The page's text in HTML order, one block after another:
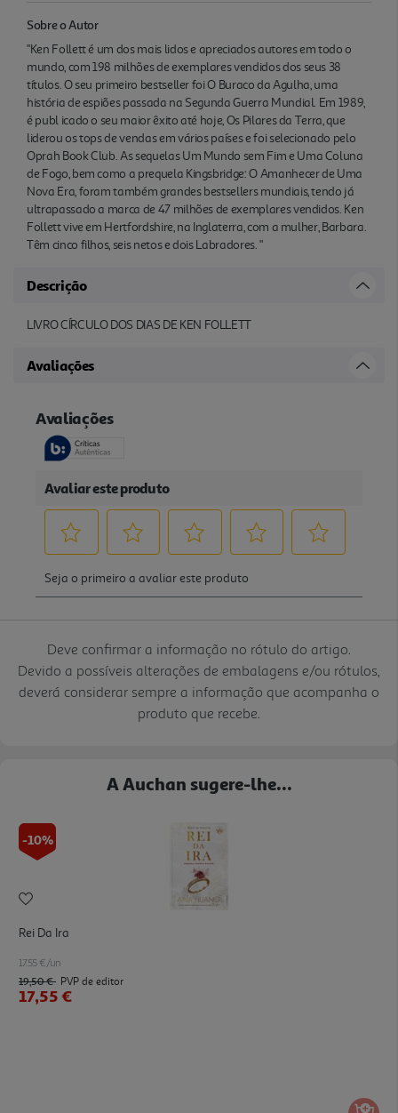
Sobre o Autor
"Ken Follett é um dos mais lidos e apreciados autores em todo o
mundo, com 198 milhões de exemplares vendidos dos seus 38
títulos. O seu primeiro bestseller foi O Buraco da Agulha, uma
história de espiões passada na Segunda Guerra Mundial. Em 1989,
é publ icado o seu maior êxito até hoje, Os Pilares da Terra, que
liderou os tops de vendas em vários países e foi selecionado pelo
Oprah Book Club. As sequelas Um Mundo sem Fim e Uma Coluna
de Fogo, bem como a prequela Kingsbridge: O Amanhecer de Uma
Nova Era, foram também grandes bestsellers mundiais, tendo já
ultrapassado a marca de 47 milhões de exemplares vendidos. Ken
Follett vive em Hertfordshire, na Inglaterra, com a mulher, Barbara.
Têm cinco filhos, seis netos e dois Labradores. "
Descrição
LIVRO CÍRCULO DOS DIAS DE KEN FOLLETT
Avaliações
Deve confirmar a informação no rótulo do artigo.
Devido a possíveis alterações de embalagens e/ou rótulos,
deverá considerar sempre a informação que acompanha o
produto que recebe.
A Auchan sugere-lhe...
-10%
Rei Da Ira
17.55 €/un
19,50 € PVP de editor
17,55 €